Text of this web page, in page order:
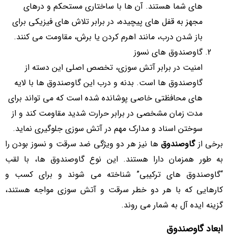
های شما هستند. آن ها با ساختاری مستحکم و درهای
مجهز به قفل های پیچیده، در برابر تلاش های فیزیکی برای
باز شدن درب، مانند اهرم کردن یا برش، مقاومت می کنند.
گاوصندوق های نسوز
امنیت در برابر آتش سوزی، تخصص اصلی این دسته از
گاوصندوق ها است. بدنه و درب این گاوصندوق ها با لایه
های محافظتی خاصی پوشانده شده است که می تواند برای
مدت زمان مشخصی در برابر حرارت شدید مقاومت کند و از
سوختن اسناد و مدارک مهم در آتش سوزی جلوگیری نماید.
برخی ازگاوصندوق ها نیز هر دو ویژگی ضد سرقت و نسوز بودن را
به طور همزمان دارا هستند. این نوع گاوصندوق ها، با لقب
“گاوصندوق های ترکیبی” شناخته می شوند و برای کسب و
کارهایی که با هر دو خطر سرقت و آتش سوزی مواجه هستند،
گزینه ایده آل به شمار می روند.
ابعاد گاوصندوق